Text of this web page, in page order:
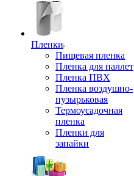
Пленки
Пищевая пленка
Пленка для паллет
Пленка ПВХ
Пленка воздушно-
пузырьковая
Термоусадочная
пленка
Пленки для
запайки